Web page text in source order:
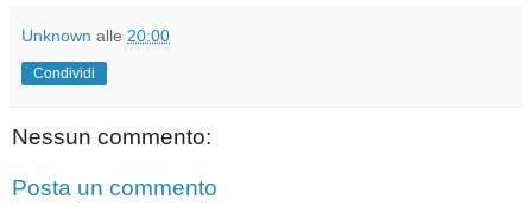
Unknown alle 20:00
Condividi
Nessun commento:
Posta un commento